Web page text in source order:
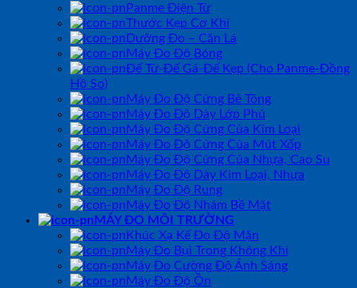
Panme Điện Tử
Thước Kẹp Cơ Khí
Dưỡng Đo – Căn Lá
Máy Đo Độ Bóng
Đế Từ-Đế Gá-Đế Kẹp (Cho Panme-Đồng
Hồ So)
Máy Đo Độ Cứng Bê Tông
Máy Đo Độ Dày Lớp Phủ
Máy Đo Độ Cứng Của Kim Loại
Máy Đo Độ Cứng Của Mút Xốp
Máy Đo Độ Cứng Của Nhựa, Cao Su
Máy Đo Độ Dày Kim Loại, Nhựa
Máy Đo Độ Rung
Máy Đo Độ Nhám Bề Mặt
MÁY ĐO MÔI TRƯỜNG
Khúc Xạ Kế Đo Độ Mặn
Máy Đo Bụi Trong Không Khí
Máy Đo Cường Độ Ánh Sáng
Máy Đo Độ Ồn